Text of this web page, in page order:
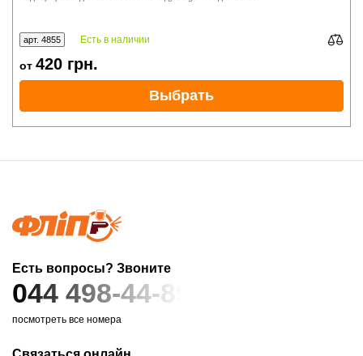
арт. 4855 Есть в наличии
от 420 грн.
Выбрать
Есть вопросы? Звоните
044 498-44-89
посмотреть все номера